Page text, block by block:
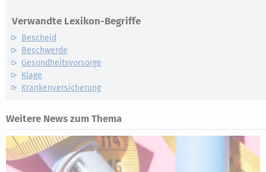
Verwandte Lexikon-Begriffe
Bescheid
Beschwerde
Gesundheitsvorsorge
Klage
Krankenversicherung
Weitere News zum Thema